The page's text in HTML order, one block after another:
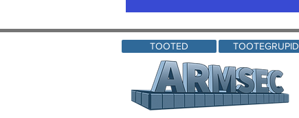
TOOTED TOOTEGRUPID